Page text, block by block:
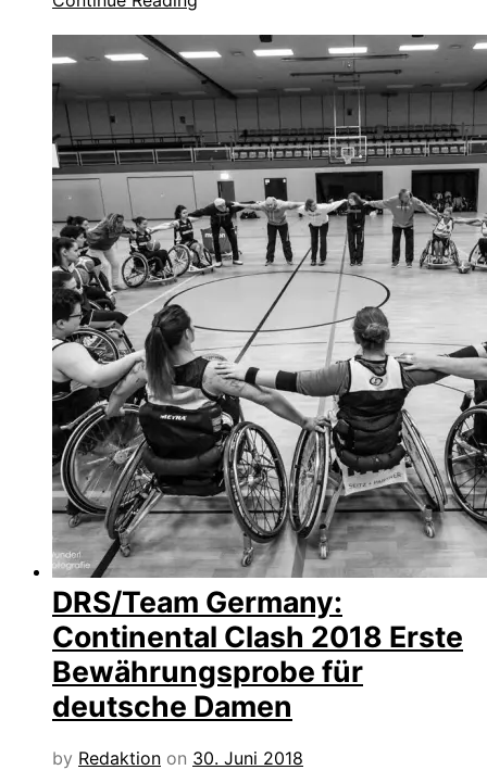
DRS/Team Germany:
Continental Clash 2018 Erste
Bewährungsprobe für
deutsche Damen
by Redaktion on 30. Juni 2018